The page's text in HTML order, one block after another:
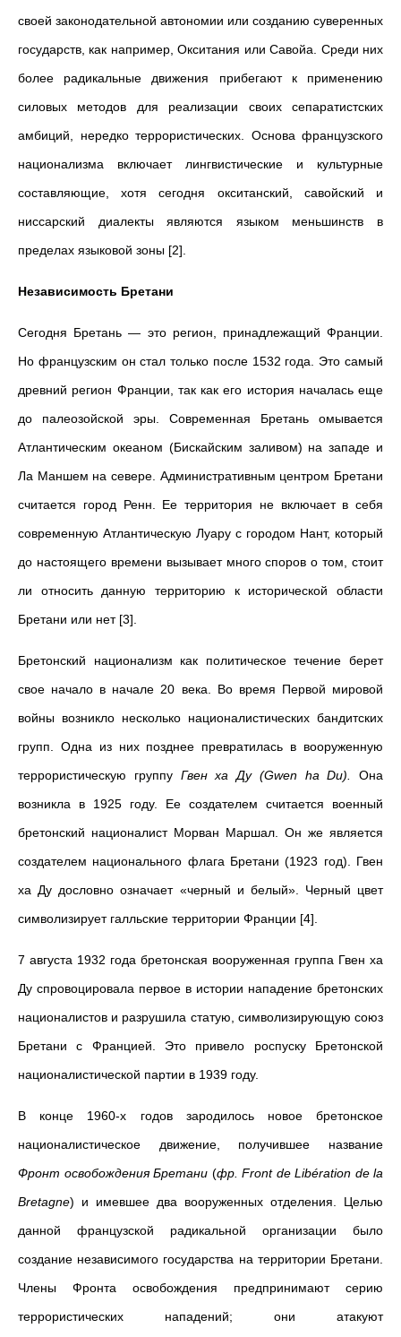
своей законодательной автономии или созданию суверенных
государств, как например, Окситания или Савойа. Среди них
более радикальные движения прибегают к применению
силовых методов для реализации своих сепаратистских
амбиций, нередко террористических. Основа французского
национализма включает лингвистические и культурные
составляющие, хотя сегодня окситанский, савойский и
ниссарский диалекты являются языком меньшинств в
пределах языковой зоны [2].
Независимость Бретани
Сегодня Бретань — это регион, принадлежащий Франции.
Но французским он стал только после 1532 года. Это самый
древний регион Франции, так как его история началась еще
до палеозойской эры. Современная Бретань омывается
Атлантическим океаном (Бискайским заливом) на западе и
Ла Маншем на севере. Административным центром Бретани
считается город Ренн. Ее территория не включает в себя
современную Атлантическую Луару с городом Нант, который
до настоящего времени вызывает много споров о том, стоит
ли относить данную территорию к исторической области
Бретани или нет [3].
Бретонский национализм как политическое течение берет
свое начало в начале 20 века. Во время Первой мировой
войны возникло несколько националистических бандитских
групп. Одна из них позднее превратилась в вооруженную
террористическую группу Гвен ха Ду (Gwen ha Du).
Она
возникла в 1925 году. Ее создателем считается военный
бретонский националист Морван Маршал. Он же является
создателем национального флага Бретани (1923 год). Гвен
ха Ду дословно означает «черный и белый». Черный цвет
символизирует галльские территории Франции [4].
7 августа 1932 года бретонская вооруженная группа Гвен ха
Ду спровоцировала первое в истории нападение бретонских
националистов и разрушила статую, символизирующую союз
Бретани с Францией. Это привело роспуску Бретонской
националистической партии в 1939 году.
В конце 1960-х годов зародилось новое бретонское
националистическое движение, получившее название
Фронт освобождения Бретани (фр. Front de Libération de la
Bretagne) и имевшее два вооруженных отделения. Целью
данной французской радикальной организации было
создание независимого государства на территории Бретани.
Члены Фронта освобождения предпринимают серию
террористических нападений; они атакуют